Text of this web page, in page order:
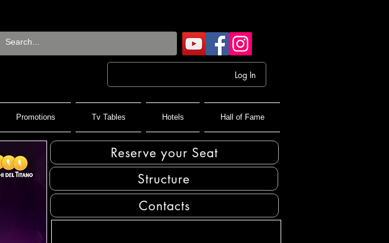
Log In
Promotions Tv Tables Hotels Hall of Fame
Reserve your Seat
Structure
Contacts